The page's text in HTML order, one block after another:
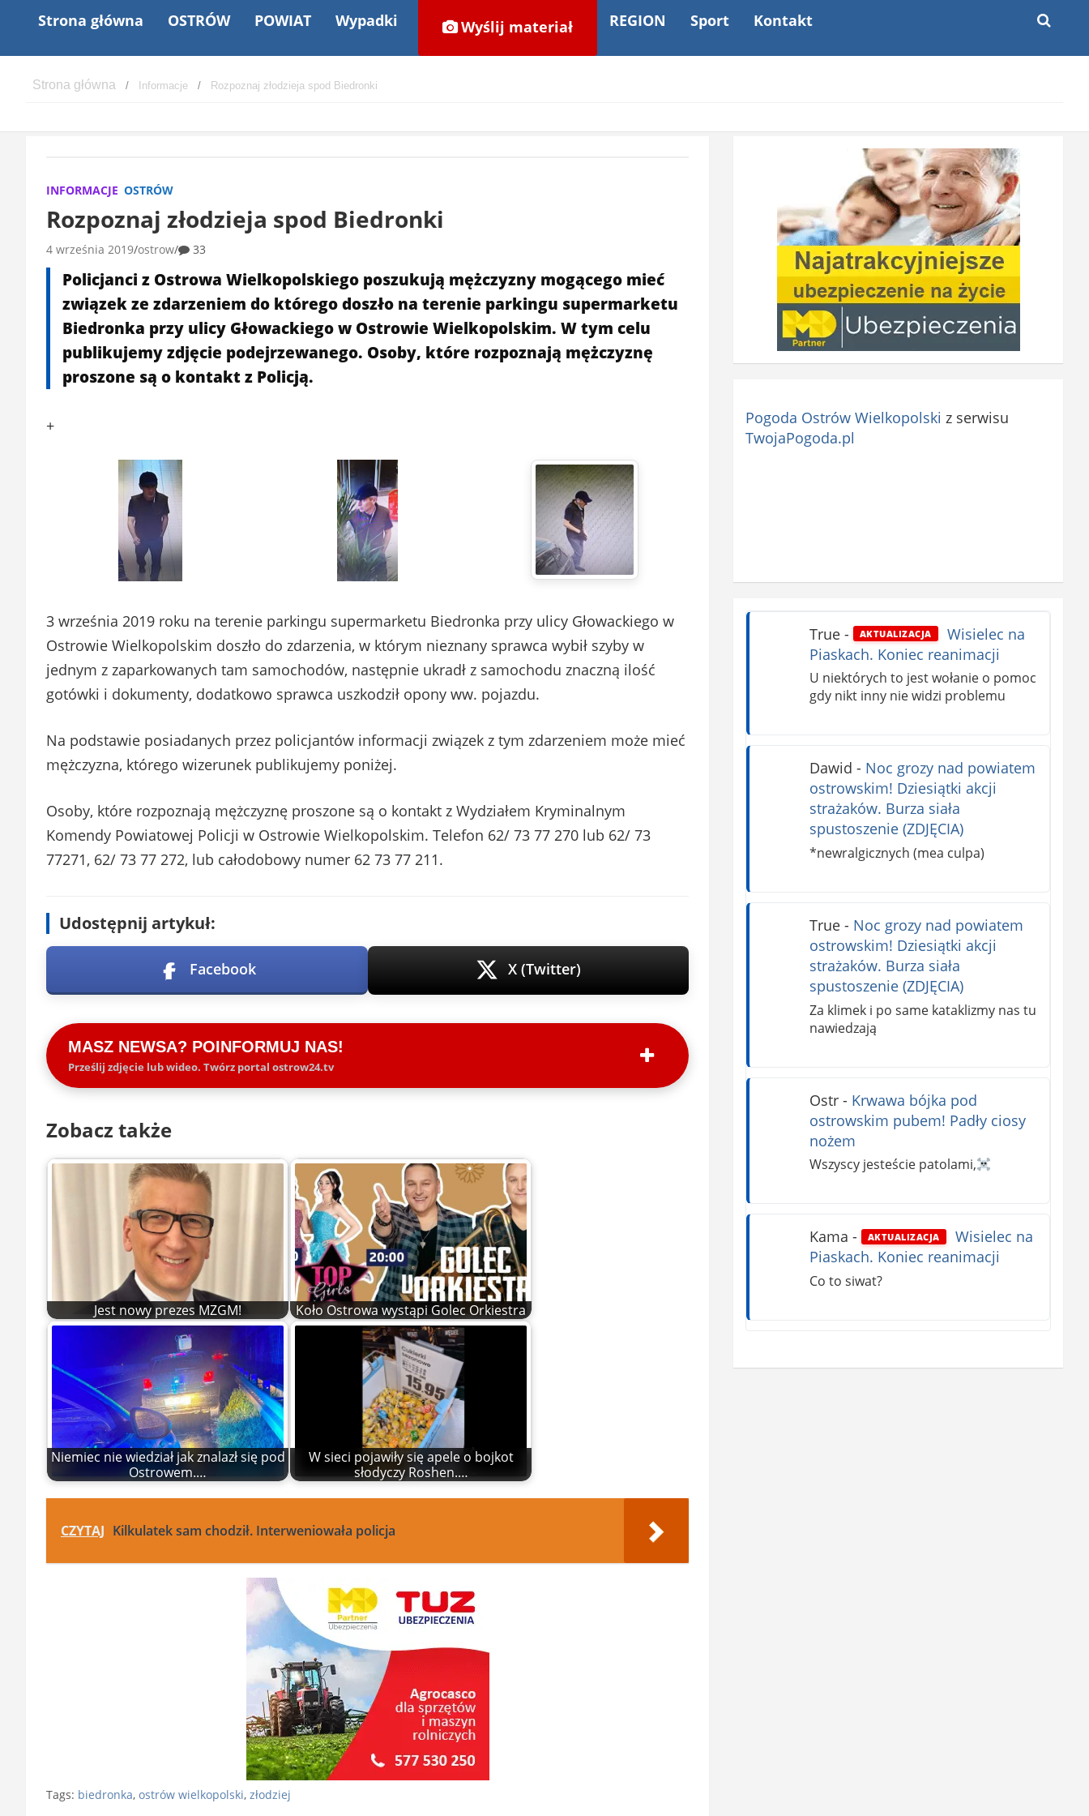
Strona główna OSTRÓW POWIAT Wypadki Wyślij materiał REGION Sport Kontakt
Informacje Rozpoznaj złodzieja spod Biedronki
INFORMACJE OSTRÓW
Rozpoznaj złodzieja spod Biedronki
4 września 2019 ostrow 33
Policjanci z Ostrowa Wielkopolskiego poszukują mężczyzny mogącego mieć
związek ze zdarzeniem do którego doszło na terenie parkingu supermarketu
Biedronka przy ulicy Głowackiego w Ostrowie Wielkopolskim. W tym celu
publikujemy zdjęcie podejrzewanego. Osoby, które rozpoznają mężczyznę
proszone są o kontakt z Policją.
+
3 września 2019 roku na terenie parkingu supermarketu Biedronka przy ulicy Głowackiego w
Ostrowie Wielkopolskim doszło do zdarzenia, w którym nieznany sprawca wybił szyby w
jednym z zaparkowanych tam samochodów, następnie ukradł z samochodu znaczną ilość
gotówki i dokumenty, dodatkowo sprawca uszkodził opony ww. pojazdu.
Na podstawie posiadanych przez policjantów informacji związek z tym zdarzeniem może mieć
mężczyzna, którego wizerunek publikujemy poniżej.
Osoby, które rozpoznają mężczyznę proszone są o kontakt z Wydziałem Kryminalnym
Komendy Powiatowej Policji w Ostrowie Wielkopolskim. Telefon 62/ 73 77 270 lub 62/ 73
77271, 62/ 73 77 272, lub całodobowy numer 62 73 77 211.
Udostępnij artykuł:
Facebook X (Twitter)
MASZ NEWSA? POINFORMUJ NAS!
Prześlij zdjęcie lub wideo. Twórz portal ostrow24.tv
Zobacz także
Jest nowy prezes MZGM! Koło Ostrowa wystąpi Golec Orkiestra
Niemiec nie wiedział jak znalazł się pod
Ostrowem.…
W sieci pojawiły się apele o bojkot
słodyczy Roshen.…
CZYTAJ Kilkulatek sam chodził. Interweniowała policja
Tags: biedronka, ostrów wielkopolski, złodziej
Pogoda Ostrów Wielkopolski z serwisu
TwojaPogoda.pl
True- AKTUALIZACJA
Wisielec na
Piaskach. Koniec reanimacji
U niektórych to jest wołanie o pomoc
gdy nikt inny nie widzi problemu
Dawid - Noc grozy nad powiatem
ostrowskim! Dziesiątki akcji
strażaków. Burza siała
spustoszenie (ZDJĘCIA)
*newralgicznych (mea culpa)
True- Noc grozy nad powiatem
ostrowskim! Dziesiątki akcji
strażaków. Burza siała
spustoszenie (ZDJĘCIA)
Za klimek i po same kataklizmy nas tu
nawiedzają
Ostr- Krwawa bójka pod
ostrowskim pubem! Padły ciosy
nożem
Wszyscy jesteście patolami,
Kama - AKTUALIZACJA
Wisielec na
Piaskach. Koniec reanimacji
Co to siwat?